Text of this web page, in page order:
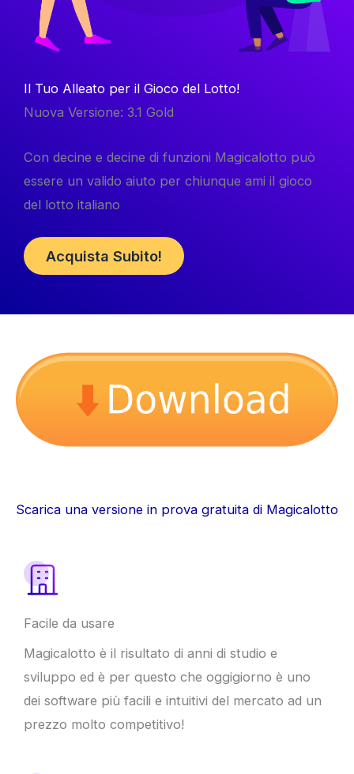
Il Tuo Alleato per il Gioco del Lotto!
Nuova Versione: 3.1 Gold
Con decine e decine di funzioni Magicalotto può
essere un valido aiuto per chiunque ami il gioco
del lotto italiano
Acquista Subito!
Scarica una versione in prova gratuita di Magicalotto
Facile da usare
Magicalotto è il risultato di anni di studio e
sviluppo ed è per questo che oggigiorno è uno
dei software più facili e intuitivi del mercato ad un
prezzo molto competitivo!